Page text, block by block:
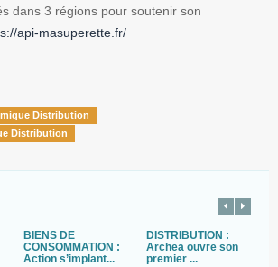
dans 3 régions pour soutenir son
api-masuperette.fr/
Distribution
Distribution
BIENS DE
CONSOMMATION :
Action s’implant...
DISTRIBUTION :
Archea ouvre son
premier ...